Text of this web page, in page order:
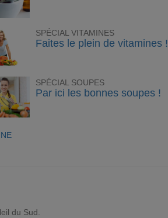
SPÉCIAL VITAMINES
Faites le plein de vitamines !
SPÉCIAL SOUPES
Par ici les bonnes soupes !
du Sud.